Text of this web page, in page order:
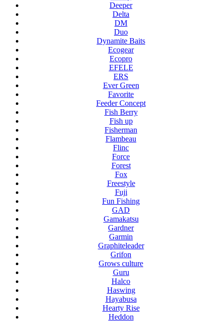
Deeper
Delta
DM
Duo
Dynamite Baits
Ecogear
Ecopro
EFELE
ERS
Ever Green
Favorite
Feeder Concept
Fish Berry
Fish up
Fisherman
Flambeau
Flinc
Force
Forest
Fox
Freestyle
Fuji
Fun Fishing
GAD
Gamakatsu
Gardner
Garmin
Graphiteleader
Grifon
Grows culture
Guru
Halco
Haswing
Hayabusa
Hearty Rise
Heddon